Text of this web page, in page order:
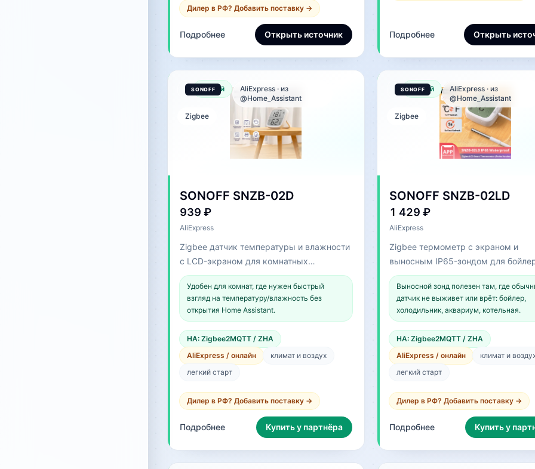
Дилер в РФ? Добавить поставку →
Подробнее Открыть источник Подробнее Открыть
Новый
AliExpress · из
@Home_Assistant
Zigbee
SONOFF SNZB-02D
939 ₽
AliExpress
Zigbee датчик температуры и влажности
с LCD-экраном для комнатных
климатических сценариев.
Удобен для комнат, где нужен быстрый
взгляд на температуру/влажность без
открытия Home Assistant.
HA: Zigbee2MQTT / ZHA
AliExpress / онлайн
климат и воздух
легкий старт
Дилер в РФ? Добавить поставку →
Подробнее Купить у партнёра
Новый
AliExpress · из
@Home_Assistant
Zigbee
SONOFF SNZB-02LD
1 429 ₽
AliExpress
Zigbee термометр с экраном и
выносным IP65-зондом для
холодильника, аквариума или
Выносной зонд полезен там, где
датчик не выживет или врёт: бойлер,
холодильник, аквариум, котельная.
HA: Zigbee2MQTT / ZHA
AliExpress / онлайн
климат и
легкий старт
Дилер в РФ? Добавить поставку →
Подробнее Купить у